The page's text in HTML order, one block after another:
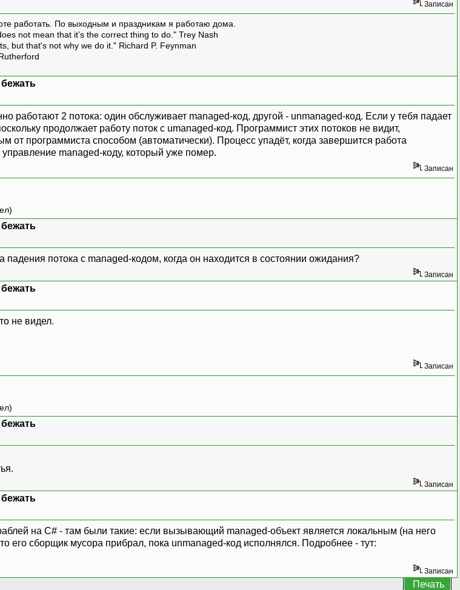
Записан
работать. По выходным и праздникам я работаю дома.
not mean that it’s the correct thing to do." Trey Nash
but that's not why we do it." Richard P. Feynman
бежать
работают 2 потока: один обслуживает managed-код, другой - unmanaged-код. Если у тебя падает
продолжает работу поток с umanaged-код. Программист этих потоков не видит,
от программиста способом (автоматически). Процесс упадёт, когда завершится работа
managed-коду, который уже помер.
Записан
бежать
потока с managed-кодом, когда он находится в состоянии ожидания?
Записан
бежать
не видел.
Записан
бежать
Записан
бежать
на C# - там были такие: если вызывающий managed-объект является локальным (на него
его сборщик мусора прибрал, пока unmanaged-код исполнялся. Подробнее - тут:
Записан
Печать